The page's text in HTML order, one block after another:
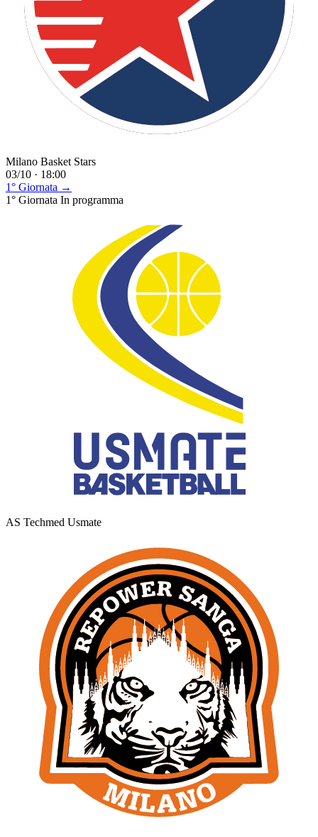
Milano Basket Stars
03/10 · 18:00
1° Giornata →
1° Giornata In programma
AS Techmed Usmate